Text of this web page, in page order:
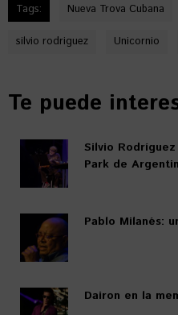
Tags: Nueva Trova Cubana
silvio rodriguez Unicornio
Te puede
Silvio
Park de
Pablo Milanés:
Dairon en la